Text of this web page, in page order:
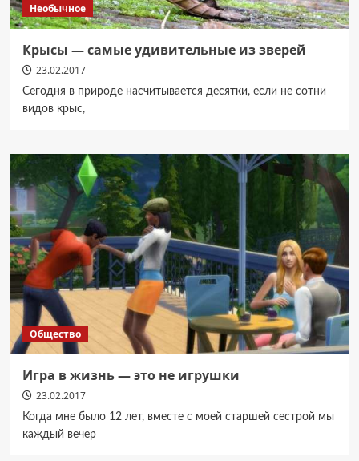
Необычное
Крысы — самые удивительные из зверей
23.02.2017
Сегодня в природе насчитывается десятки, если не сотни
видов крыс,
Общество
Игра в жизнь — это не игрушки
23.02.2017
Когда мне было 12 лет, вместе с моей старшей сестрой мы
каждый вечер